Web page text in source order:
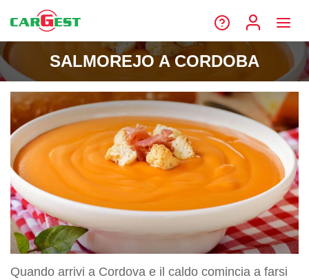
SALMOREJO A CORDOBA
Quando arrivi a Cordova e il caldo comincia a farsi